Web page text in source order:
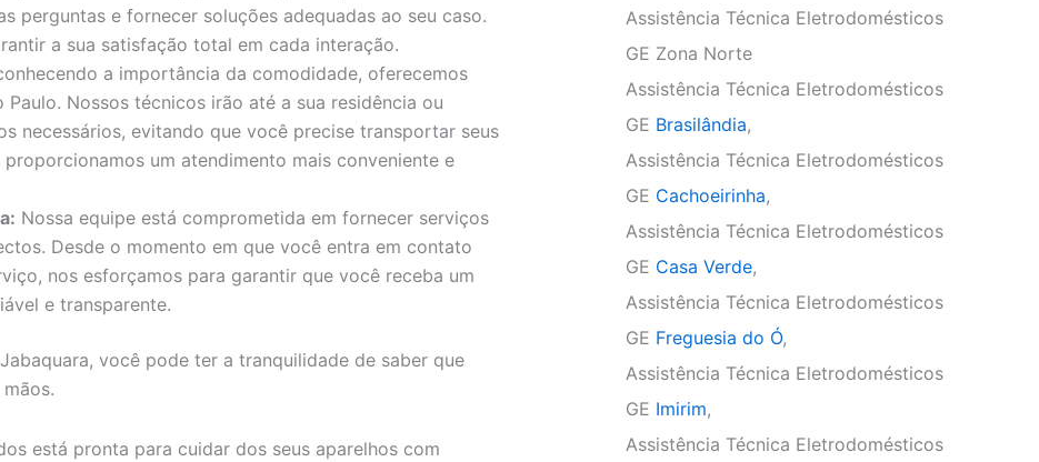
perguntas e fornecer soluções adequadas ao seu caso.
a sua satisfação total em cada interação.
a importância da comodidade, oferecemos
Nossos técnicos irão até a sua residência ou
necessários, evitando que você precise transportar seus
um atendimento mais conveniente e
Nossa equipe está comprometida em fornecer serviços
Desde o momento em que você entra em contato
nos esforçamos para garantir que você receba um
e transparente.
você pode ter a tranquilidade de saber que
está pronta para cuidar dos seus aparelhos com
Assistência Técnica Eletrodomésticos
GE Zona Norte
Assistência Técnica Eletrodomésticos
GE Brasilândia,
Assistência Técnica Eletrodomésticos
GE Cachoeirinha,
Assistência Técnica Eletrodomésticos
GE Casa Verde,
Assistência Técnica Eletrodomésticos
GE Freguesia do Ó,
Assistência Técnica Eletrodomésticos
GE Imirim,
Assistência Técnica Eletrodomésticos